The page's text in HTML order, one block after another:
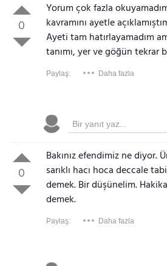
0
Yorum çok fazla
kavramını ayetle
Ayeti tam hatırlayamadım
tanımı, yer ve göğün tekrar
Paylaş: Daha fazla
0
Bakınız efendimiz ne diyor.
sarıklı hacı hoca deccale
demek. Bir düşünelim.
demek.
Paylaş: Daha fazla
Gezinti Menüsü